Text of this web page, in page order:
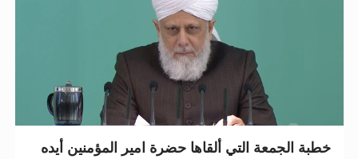
خطبة الجمعة التي ألقاها حضرة امير المؤمنين أيده